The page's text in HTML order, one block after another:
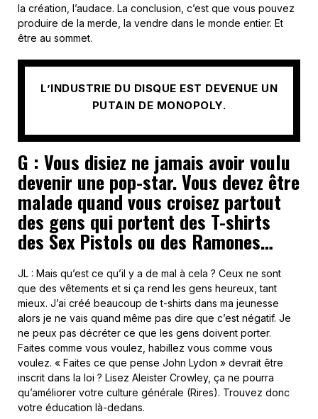
la création, l’audace. La conclusion, c’est que vous pouvez
produire de la merde, la vendre dans le monde entier. Et
être au sommet.
L’INDUSTRIE DU DISQUE EST DEVENUE UN
PUTAIN DE MONOPOLY.
G : Vous disiez ne jamais avoir voulu
devenir une pop-star. Vous devez être
malade quand vous croisez partout
des gens qui portent des T-shirts
des Sex Pistols ou des Ramones…
JL : Mais qu’est ce qu’il y a de mal à cela ? Ceux ne sont
que des vêtements et si ça rend les gens heureux, tant
mieux. J’ai créé beaucoup de t-shirts dans ma jeunesse
alors je ne vais quand même pas dire que c’est négatif. Je
ne peux pas décréter ce que les gens doivent porter.
Faites comme vous voulez, habillez vous comme vous
voulez. « Faites ce que pense John Lydon » devrait être
inscrit dans la loi ? Lisez Aleister Crowley, ça ne pourra
qu’améliorer votre culture générale (Rires). Trouvez donc
votre éducation là-dedans.